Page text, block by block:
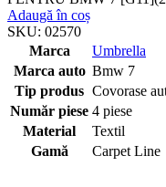
Adaugă în coș
SKU: 02570
Marca
Umbrella
Marca auto Bmw 7
Tip produs Covorase
Număr piese 4 piese
Material
Textil
Gamă
Carpet Line